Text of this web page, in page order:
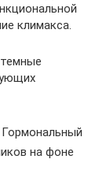
климакса.
на фоне